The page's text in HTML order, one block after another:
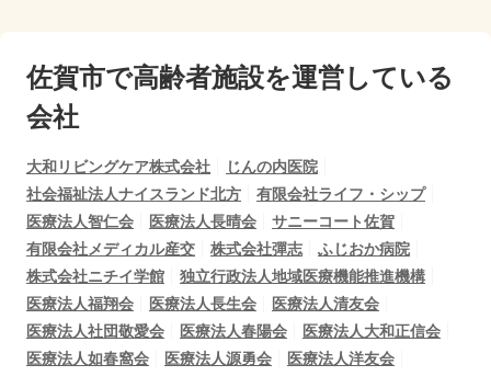
佐賀市で高齢者施設を運営している
会社
大和リビングケア株式会社
じんの内医院
社会福祉法人ナイスランド北方
有限会社ライフ・シップ
医療法人智仁会
医療法人長晴会
サニーコート佐賀
有限会社メディカル産交
株式会社彈志
ふじおか病院
株式会社ニチイ学館
独立行政法人地域医療機能推進機構
医療法人福翔会
医療法人長生会
医療法人清友会
医療法人社団敬愛会
医療法人春陽会
医療法人大和正信会
医療法人如春窩会
医療法人源勇会
医療法人洋友会